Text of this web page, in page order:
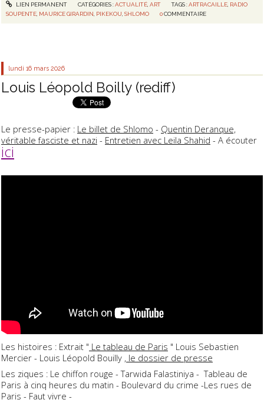
LIEN PERMANENT CATÉGORIES :ACTUALITÉ, ART TAGS :ARTRACAILLE RADIO
SOUPENTE MAURICE GIRARDIN PIKEKOU ,SHLOMO 0 COMMENTAIRE
lundi 16 mars 2026
Louis Léopold Boilly (rediff)
Le presse-papier : Le billet de Shlomo - Quentin Deranque,
véritable fasciste et nazi - Entretien avec Leila Shahid - A écouter
ici
Les histoires : Extrait " Le tableau de Paris " Louis Sebastien
Mercier - Louis Léopold Bouilly , le dossier de presse
Les ziques : Le chiffon rouge - Tarwida Falastiniya - Tableau de
Paris à cinq heures du matin - Boulevard du crime -Les rues de
Paris - Faut vivre -